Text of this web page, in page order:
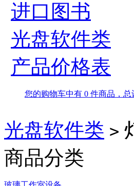
进口图书
光盘软件类
产品价格表
您的购物车中有 0 件商品，总
光盘软件类 >
商品分类